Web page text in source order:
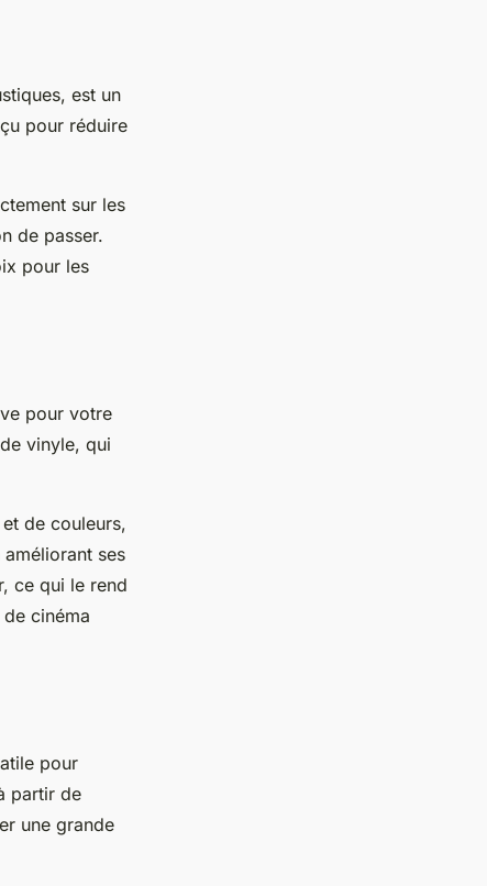
est un
pour réduire
sur les
de passer.
pour les
pour votre
vinyle, qui
de couleurs,
ses
ce qui le rend
cinéma
pour
partir de
une grande